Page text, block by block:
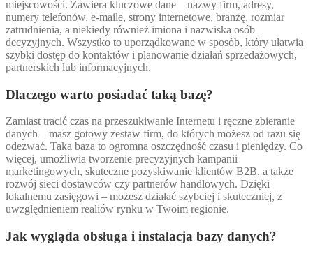
miejscowości. Zawiera kluczowe dane – nazwy firm, adresy,
numery telefonów, e-maile, strony internetowe, branżę, rozmiar
zatrudnienia, a niekiedy również imiona i nazwiska osób
decyzyjnych. Wszystko to uporządkowane w sposób, który ułatwia
szybki dostęp do kontaktów i planowanie działań sprzedażowych,
partnerskich lub informacyjnych.
Dlaczego warto posiadać taką bazę?
Zamiast tracić czas na przeszukiwanie Internetu i ręczne zbieranie
danych – masz gotowy zestaw firm, do których możesz od razu się
odezwać. Taka baza to ogromna oszczędność czasu i pieniędzy. Co
więcej, umożliwia tworzenie precyzyjnych kampanii
marketingowych, skuteczne pozyskiwanie klientów B2B, a także
rozwój sieci dostawców czy partnerów handlowych. Dzięki
lokalnemu zasięgowi – możesz działać szybciej i skuteczniej, z
uwzględnieniem realiów rynku w Twoim regionie.
Jak wygląda obsługa i instalacja bazy danych?